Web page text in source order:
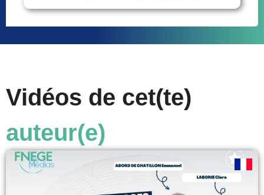
Vidéos de cet(te)
auteur(e)